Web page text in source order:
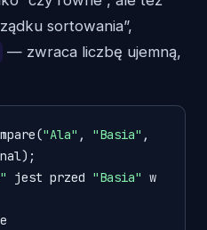
sortowania”,
— zwraca liczbę ujemną,
"Ala" , "Basia" ,
jest przed "Basia" w